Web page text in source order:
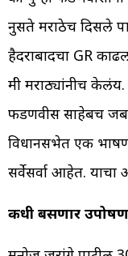
नुसते मराठेच दिसले
हैदराबादचा GR
मंत्री मराठ्यांनीच
फडणवीस साहेबच
विधानसभेत एक भाषण
सर्वेसर्वा आहेत. याचा
कधी बसणार